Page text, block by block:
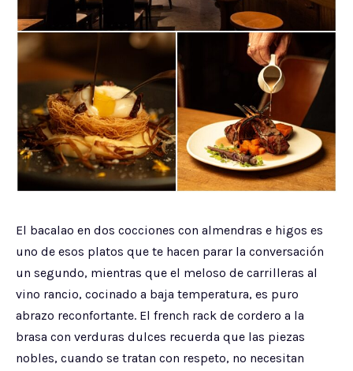
El bacalao en dos cocciones con almendras e higos es
uno de esos platos que te hacen parar la conversación
un segundo, mientras que el meloso de carrilleras al
vino rancio, cocinado a baja temperatura, es puro
abrazo reconfortante. El french rack de cordero a la
brasa con verduras dulces recuerda que las piezas
nobles, cuando se tratan con respeto, no necesitan